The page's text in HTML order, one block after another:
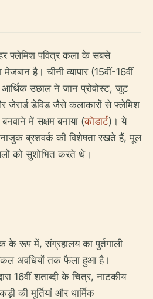
फ्लेमिश पवित्र कला के सबसे
है। चीनी व्यापार (15वीं-16वीं
आर्थिक उछाल ने जान प्रोवोस्ट, जूट
जेरार्ड डेविड जैसे कलाकारों से फ्लेमिश
में सक्षम बनाया (कोडार्ट)। ये
ब्रशवर्क की विशेषता रखते हैं, मूल
को सुशोभित करते थे।
रूप में, संग्रहालय का पुर्तगाली
अवधियों तक फैला हुआ है।
16वीं शताब्दी के चित्र, नाटकीय
की मूर्तियां और धार्मिक